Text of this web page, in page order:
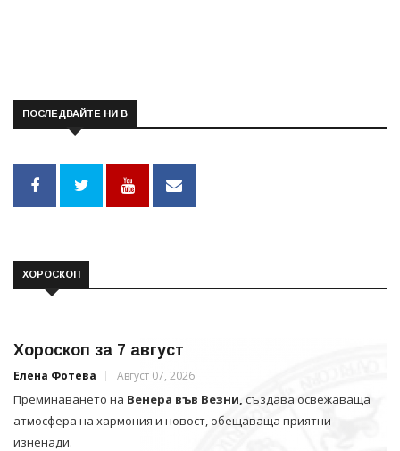
ПОСЛЕДВАЙТЕ НИ В
ХОРОСКОП
Хороскоп за 7 август
Елена Фотева Август 07, 2026
Преминаването на Венера във Везни, създава освежаваща
атмосфера на хармония и новост, обещаваща приятни
изненади.